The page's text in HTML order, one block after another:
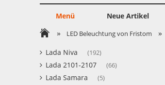
Menü Neue Artikel
» LED Beleuchtung von Fristom »
Lada Niva (192)
Lada 2101-2107 (66)
Lada Samara (5)